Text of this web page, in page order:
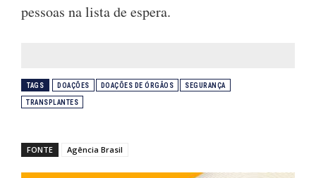
pessoas na lista de espera.
TAGS DOAÇÕES DOAÇÕES DE ÓRGÃOS SEGURANÇA
TRANSPLANTES
FONTE Agência Brasil